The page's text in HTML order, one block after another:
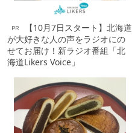
PR
【10月7日スタート】北海道
が大好きな人の声をラジオにの
せてお届け！新ラジオ番組「北
海道Likers Voice」